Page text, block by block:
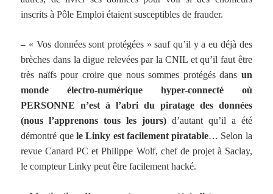
inscrits à Pôle Emploi étaient susceptibles de frauder.
– « Vos données sont protégées » sauf qu’il y a eu déjà des
brèches dans la digue relevées par la CNIL et qu’il faut être
très naïfs pour croire que nous sommes protégés dans un
monde électro-numérique hyper-connecté où
PERSONNE n’est à l’abri du piratage des données
(nous l’apprenons tous les jours) d’autant qu’il a été
démontré que le Linky est facilement piratable… Selon la
revue Canard PC et Philippe Wolf, chef de projet à Saclay,
le compteur Linky peut être facilement hacké.